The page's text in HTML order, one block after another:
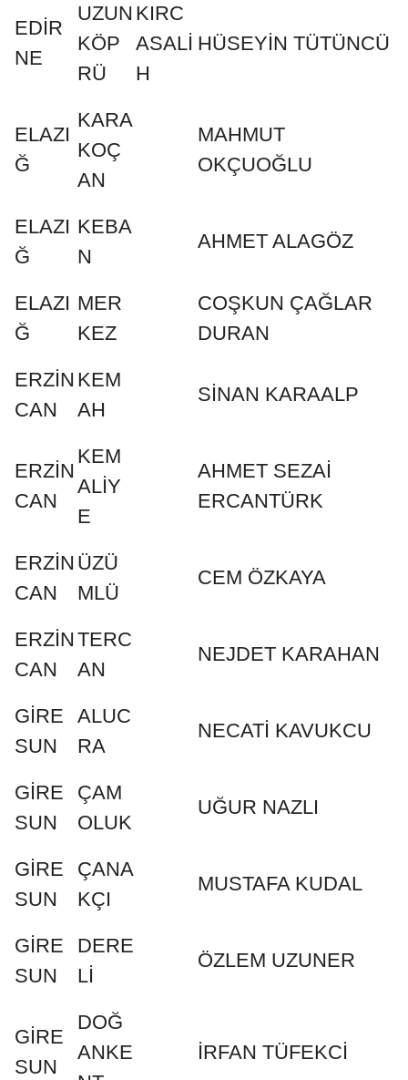
EDİR
NE
UZUN
KÖP
RÜ
KIRC
ASALİ
H
HÜSEYİN TÜTÜNCÜ
ELAZI
Ğ
KARA
KOÇ
AN
MAHMUT
OKÇUOĞLU
ELAZI
Ğ
KEBA
N
AHMET ALAGÖZ
ELAZI
Ğ
MER
KEZ
COŞKUN ÇAĞLAR
DURAN
ERZİN
CAN
KEM
AH
SİNAN KARAALP
ERZİN
CAN
KEM
ALİY
E
AHMET SEZAİ
ERCANTÜRK
ERZİN
CAN
ÜZÜ
MLÜ
CEM ÖZKAYA
ERZİN
CAN
TERC
AN
NEJDET KARAHAN
GİRE
SUN
ALUC
RA
NECATİ KAVUKCU
GİRE
SUN
ÇAM
OLUK
UĞUR NAZLI
GİRE
SUN
ÇANA
KÇI
MUSTAFA KUDAL
GİRE
SUN
DERE
Lİ
ÖZLEM UZUNER
GİRE
SUN
DOĞ
ANKE
İRFAN TÜFEKCİ